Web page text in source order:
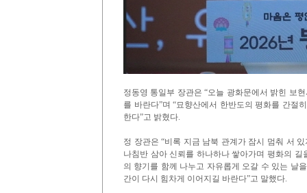
정동영 통일부 장관은 “오늘 광화문에서 밝힌 보
를 바란다”며 “묘향산에서 한반도의 평화를 간절
한다”고 밝혔다.
정 장관은 “비록 지금 남북 관계가 잠시 멈춰 서
나침반 삼아 신뢰를 하나하나 쌓아가며 평화의
의 향기를 함께 나누고 자유롭게 오갈 수 있는 날
간이 다시 힘차게 이어지길 바란다”고 말했다.